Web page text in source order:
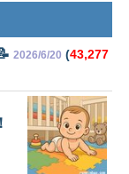
2026/6/20 (43,277